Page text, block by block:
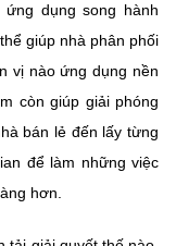
dụng song hành
giúp nhà phân phối
vị nào ứng dụng nền
còn giúp giải phóng
bán lẻ đến lấy từng
để làm những việc
hơn.